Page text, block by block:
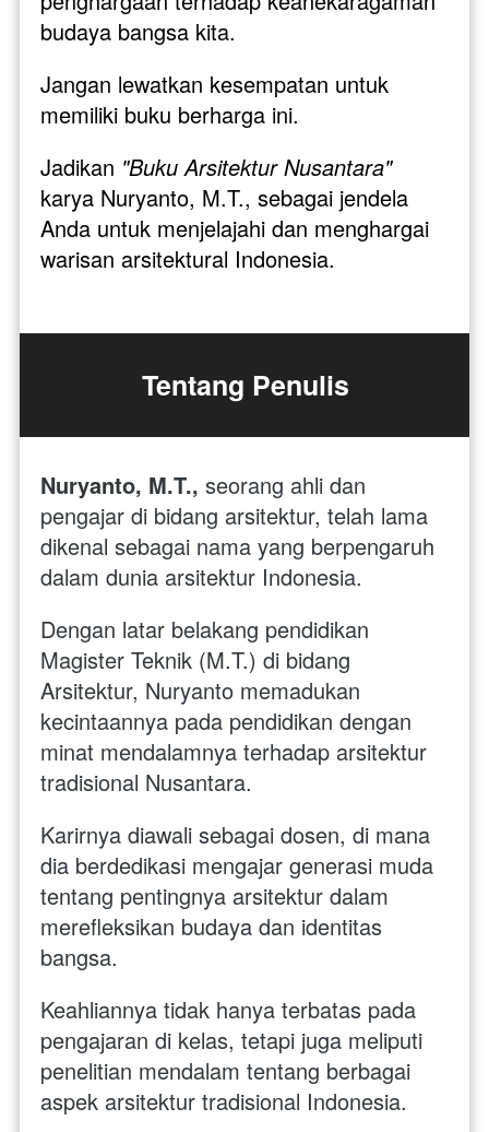
budaya bangsa kita.
Jangan lewatkan kesempatan untuk
memiliki buku berharga ini.
Jadikan "Buku Arsitektur Nusantara"
karya Nuryanto, M.T., sebagai jendela
Anda untuk menjelajahi dan menghargai
warisan arsitektural Indonesia.
Tentang Penulis
Nuryanto, M.T., seorang ahli dan
pengajar di bidang arsitektur, telah lama
dikenal sebagai nama yang berpengaruh
dalam dunia arsitektur Indonesia.
Dengan latar belakang pendidikan
Magister Teknik (M.T.) di bidang
Arsitektur, Nuryanto memadukan
kecintaannya pada pendidikan dengan
minat mendalamnya terhadap arsitektur
tradisional Nusantara.
Karirnya diawali sebagai dosen, di mana
dia berdedikasi mengajar generasi muda
tentang pentingnya arsitektur dalam
merefleksikan budaya dan identitas
bangsa.
Keahliannya tidak hanya terbatas pada
pengajaran di kelas, tetapi juga meliputi
penelitian mendalam tentang berbagai
aspek arsitektur tradisional Indonesia.